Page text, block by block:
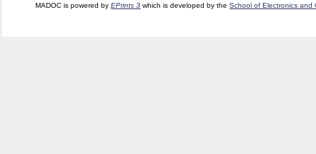
MADOC is powered byEPrints 3 which is developed by theSchool of Electronics and